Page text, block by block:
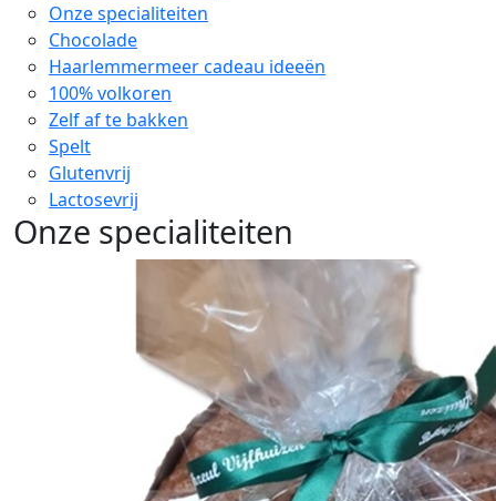
Onze specialiteiten
Chocolade
Haarlemmermeer cadeau ideeën
100% volkoren
Zelf af te bakken
Spelt
Glutenvrij
Lactosevrij
Onze specialiteiten